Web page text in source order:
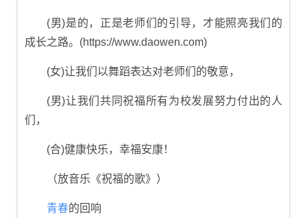
(男)是的，正是老师们的引导，才能照亮我们的
成长之路。(https://www.daowen.com)
(女)让我们以舞蹈表达对老师们的敬意，
(男)让我们共同祝福所有为校发展努力付出的人
们，
(合)健康快乐，幸福安康！
（放音乐《祝福的歌》）
青春的回响